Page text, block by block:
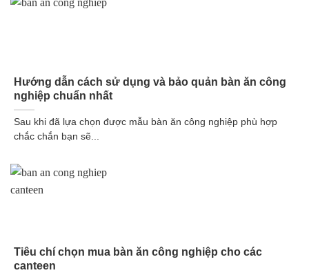
Hướng dẫn cách sử dụng và bảo quản bàn ăn công
nghiệp chuẩn nhất
Sau khi đã lựa chọn được mẫu bàn ăn công nghiệp phù hợp
chắc chắn bạn sẽ...
Tiêu chí chọn mua bàn ăn công nghiệp cho các
canteen